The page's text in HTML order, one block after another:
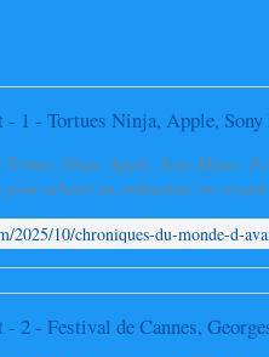
Ninja, Apple, Sony Music,
pour acheter un ordinateur, en